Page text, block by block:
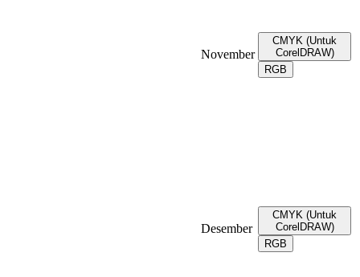
November
CMYK (Untuk
CorelDRAW)
RGB
Desember
CMYK (Untuk
CorelDRAW)
RGB